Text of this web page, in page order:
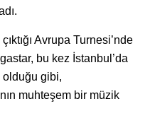
Avrupa Turnesi’nde
bu kez İstanbul’da
olduğu gibi,
muhteşem bir müzik